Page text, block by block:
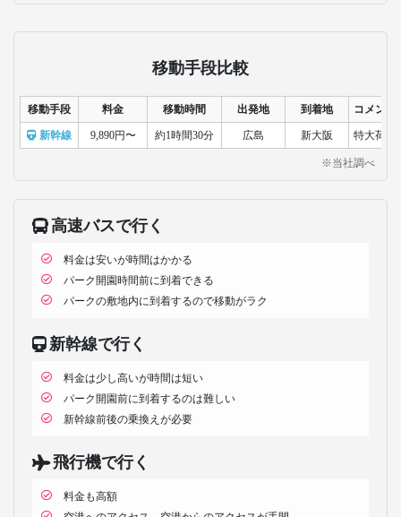
移動手段比較
移動手段 料金 移動時間 出発地 到着地 コメント
新幹線 9,890円〜 約1時間30分 広島 新大阪 特大荷物
※当社調べ
高速バスで行く
料金は安いが時間はかかる
パーク開園時間前に到着できる
パークの敷地内に到着するので移動がラク
新幹線で行く
料金は少し高いが時間は短い
パーク開園前に到着するのは難しい
新幹線前後の乗換えが必要
飛行機で行く
料金も高額